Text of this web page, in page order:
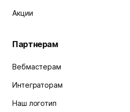
Акции
Партнерам
Вебмастерам
Интеграторам
Наш логотип